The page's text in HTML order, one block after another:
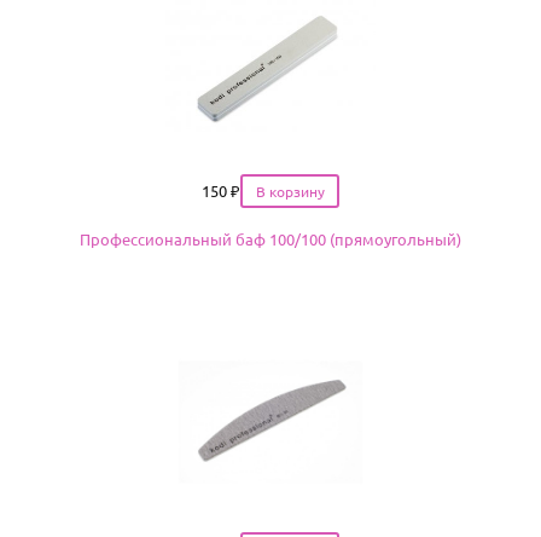
Цена
150 ₽
Профессиональный баф 100/100 (прямоугольный)